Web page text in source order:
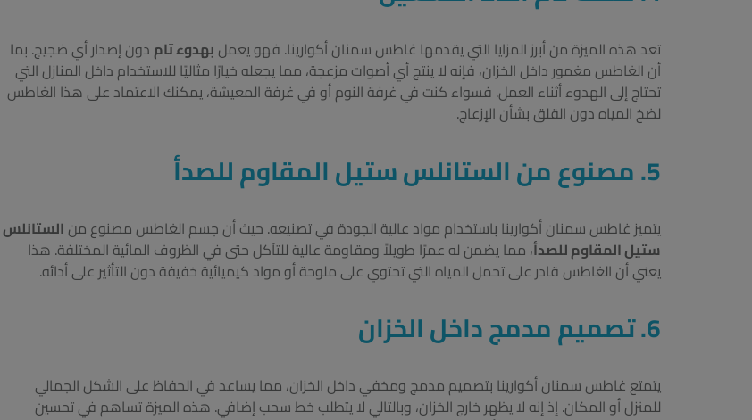
تعد هذه الميزة من أبرز المزايا التي يقدمها غاطس سمنان أكوارينا. فهو يعملبهدوء تامدون إصدار أي ضجيج. بما
أن الغاطس مغمور داخل الخزان، فإنه لا ينتج أي أصوات مزعجة، مما يجعله خيارًا مثاليًا للاستخدام داخل المنازل التي
تحتاج إلى الهدوء أثناء العمل. فسواء كنت في غرفة النوم أو في غرفة المعيشة، يمكنك الاعتماد على هذا الغاطس
لضخ المياه دون القلق بشأن الإزعاج.
5. مصنوع من الستانلس ستيل المقاوم للصدأ
يتميز غاطس سمنان أكوارينا باستخدام مواد عالية الجودة في تصنيعه. حيث أن جسم الغاطس مصنوع منالستانلس
ستيل المقاوم للصدأ، مما يضمن له عمرًا طويلاً ومقاومة عالية للتآكل حتى في الظروف المائية المختلفة. هذا
يعني أن الغاطس قادر على تحمل المياه التي تحتوي على ملوحة أو مواد كيميائية خفيفة دون التأثير على أدائه.
6. تصميم مدمج داخل الخزان
يتمتع غاطس سمنان أكوارينا بتصميم مدمج ومخفي داخل الخزان، مما يساعد في الحفاظ على الشكل الجمالي
للمنزل أو المكان. إذ إنه لا يظهر خارج الخزان، وبالتالي لا يتطلب خط سحب إضافي. هذه الميزة تساهم في تحسين